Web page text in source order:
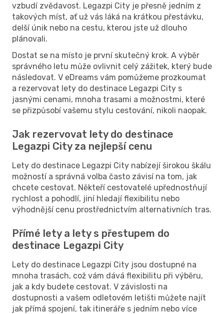
vzbudí zvědavost. Legazpi City je přesně jedním z
takových míst, ať už vás láká na krátkou přestávku,
delší únik nebo na cestu, kterou jste už dlouho
plánovali.
Dostat se na místo je první skutečný krok. A výběr
správného letu může ovlivnit celý zážitek, který bude
následovat. V eDreams vám pomůžeme prozkoumat
a rezervovat lety do destinace Legazpi City s
jasnými cenami, mnoha trasami a možnostmi, které
se přizpůsobí vašemu stylu cestování, nikoli naopak.
Jak rezervovat lety do destinace
Legazpi City za nejlepší cenu
Lety do destinace Legazpi City nabízejí širokou škálu
možností a správná volba často závisí na tom, jak
chcete cestovat. Někteří cestovatelé upřednostňují
rychlost a pohodlí, jiní hledají flexibilitu nebo
výhodnější cenu prostřednictvím alternativních tras.
Přímé lety a lety s přestupem do
destinace Legazpi City
Lety do destinace Legazpi City jsou dostupné na
mnoha trasách, což vám dává flexibilitu při výběru,
jak a kdy budete cestovat. V závislosti na
dostupnosti a vašem odletovém letišti můžete najít
jak přímá spojení, tak itineráře s jedním nebo více